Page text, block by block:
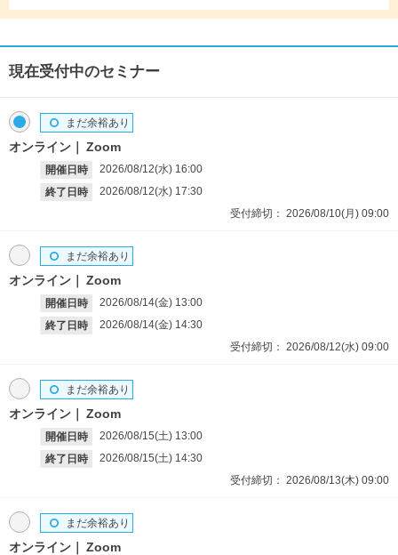
現在受付中のセミナー
オンライン Zoom
開催日時 2026/08/12(水) 16:00
終了日時
2026/08/12(水) 17:30
まだ余裕あり
受付締切： 2026/08/10(月) 09:00
オンライン Zoom
開催日時 2026/08/14(金) 13:00
終了日時
2026/08/14(金) 14:30
まだ余裕あり
受付締切： 2026/08/12(水) 09:00
オンライン Zoom
開催日時 2026/08/15(土) 13:00
終了日時
2026/08/15(土) 14:30
まだ余裕あり
受付締切： 2026/08/13(木) 09:00
オンライン Zoom
まだ余裕あり